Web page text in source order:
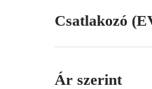
Csatlakozó
Ár szerint